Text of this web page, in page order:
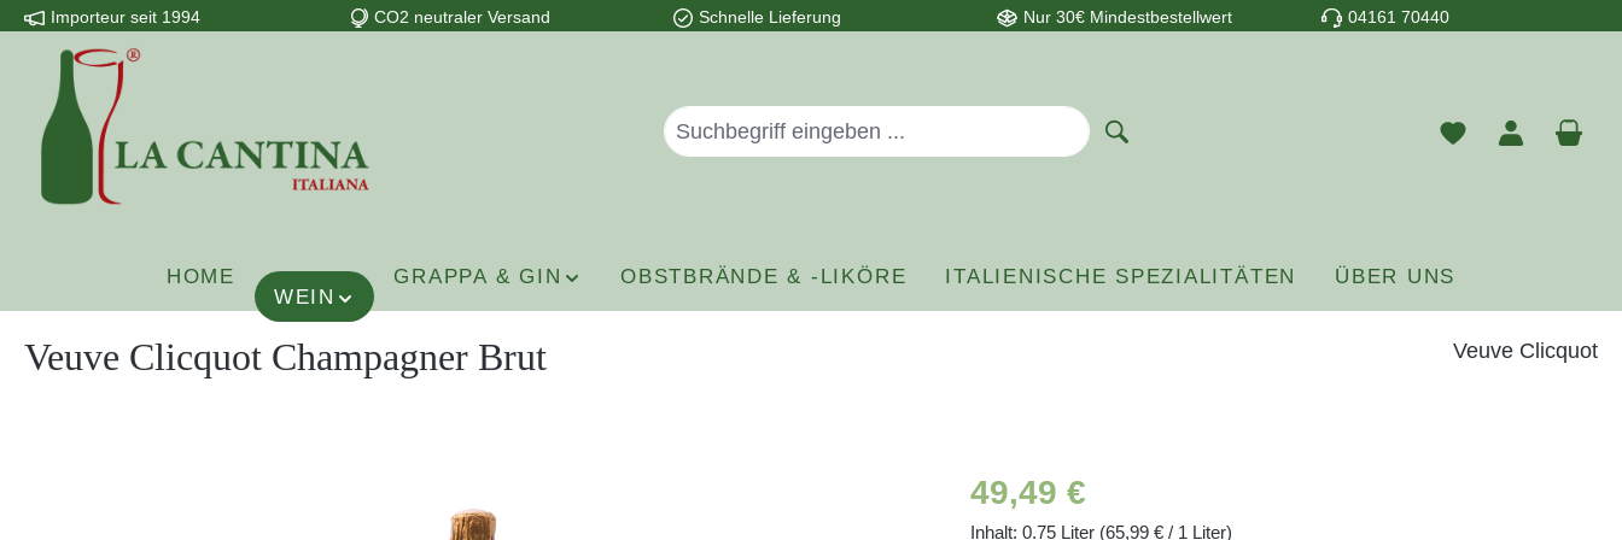
Hauptinhalt springen
Zur Suche springen
Zur Hauptnavigation springen
Importeur seit 1994 CO2 neutraler Versand Schnelle Lieferung Nur 30€ Mindestbestellwert 04161 70440
Du hast 0
HOME
WEIN
GRAPPA & GIN OBSTBRÄNDE & -LIKÖRE ITALIENISCHE SPEZIALITÄTEN ÜBER UNS
Veuve Clicquot Champagner Brut Veuve Clicquot
Regulärer Preis:
49,49 €
Inhalt: 0.75 Liter (65,99 € / 1 Liter)